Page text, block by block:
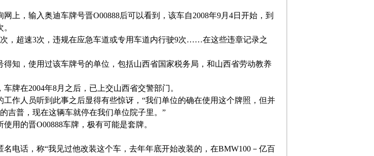
上，输入奥迪车牌号晋O00888后可以看到，该车自2008年9月4日开始，到
，超速3次，违规在应急车道或专用车道内行驶9次……在这些违章记录之
得知，使用过该车牌号的单位，包括山西省国家税务局，和山西省劳动教养
牌在2004年8月之后，已上交山西省交警部门。
工作人员听到此事之后显得有些惊讶，“我们单位的确在使用这个牌照，但并
吉普，现在这辆车就停在我们单位院子里。”
用的晋O00888车牌，极有可能是套牌。
名电话，称“我见过他改装这个车，去年年底开始改装的，在BMW100－亿百